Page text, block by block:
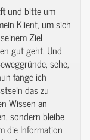
und bitte um
Klient, um sich
Ziel
gut geht. Und
sehe,
fange ich
das zu
Wissen an
sondern bleibe
die Information